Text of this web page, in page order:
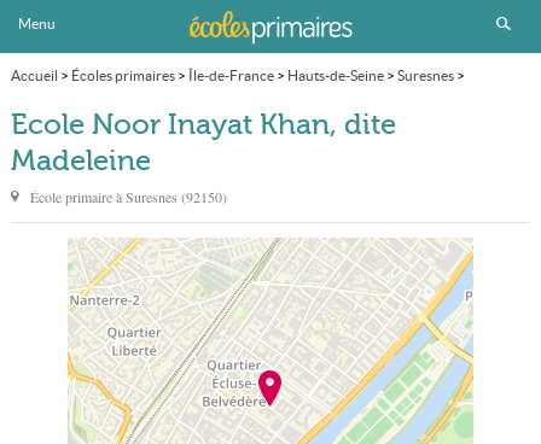
Menu
Accueil > Écoles primaires> Île-de-France> Hauts-de-Seine> Suresnes>
Ecole Noor Inayat Khan, dite Madeleine
Ecole Noor Inayat Khan, dite
Madeleine
École primaire àSuresnes (92150)